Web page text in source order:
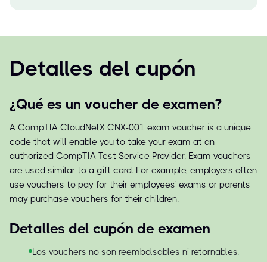
Detalles del cupón
¿Qué es un voucher de examen?
A CompTIA CloudNetX CNX-001 exam voucher is a unique
code that will enable you to take your exam at an
authorized CompTIA Test Service Provider. Exam vouchers
are used similar to a gift card. For example, employers often
use vouchers to pay for their employees' exams or parents
may purchase vouchers for their children.
Detalles del cupón de examen
Los vouchers no son reembolsables ni retornables.